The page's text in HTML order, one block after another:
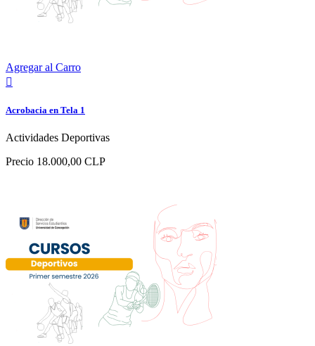
Agregar al Carro

Acrobacia en Tela 1
Actividades Deportivas
Precio 18.000,00 CLP